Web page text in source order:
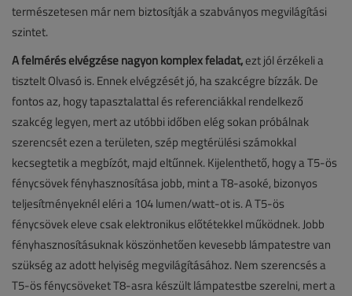
természetesen már nem biztosítják a szabványos megvilágítási
szintet.
A felmérés elvégzése nagyon komplex feladat,ezt jól érzékeli a
tisztelt Olvasó is. Ennek elvégzését jó, ha szakcégre bízzák. De
fontos az, hogy tapasztalattal és referenciákkal rendelkező
szakcég legyen, mert az utóbbi időben elég sokan próbálnak
szerencsét ezen a területen, szép megtérülési számokkal
kecsegtetik a megbízót, majd eltűnnek. Kijelenthető, hogy a T5-ös
fénycsövek fényhasznosítása jobb, mint a T8-asoké, bizonyos
teljesítményeknél eléri a 104 lumen/watt-ot is. A T5-ös
fénycsövek eleve csak elektronikus előtétekkel működnek. Jobb
fényhasznosításuknak köszönhetően kevesebb lámpatestre van
szükség az adott helyiség megvilágításához. Nem szerencsés a
T5-ös fénycsöveket T8-asra készült lámpatestbe szerelni, mert a